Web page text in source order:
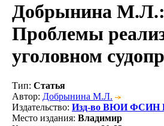
Добрынина М.Л.:
Проблемы
уголовном
Тип: Статья
Автор: Добрынина М.Л.
Издательство: Изд-во ВЮИ ФСИН
Место издания: Владимир